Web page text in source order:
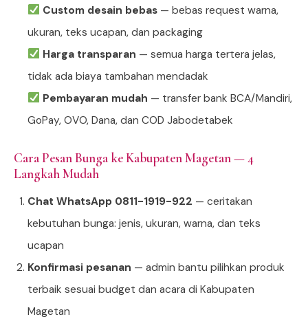
Custom desain bebas— bebas request warna,
ukuran, teks ucapan, dan packaging
Harga transparan — semua harga tertera jelas,
tidak ada biaya tambahan mendadak
Pembayaran mudah — transfer bank BCA/Mandiri,
GoPay, OVO, Dana, dan COD Jabodetabek
Cara Pesan Bunga ke Kabupaten Magetan — 4
Langkah Mudah
Chat WhatsApp 0811-1919-922 — ceritakan
kebutuhan bunga: jenis, ukuran, warna, dan teks
ucapan
Konfirmasi pesanan — admin bantu pilihkan produk
terbaik sesuai budget dan acara di Kabupaten
Magetan